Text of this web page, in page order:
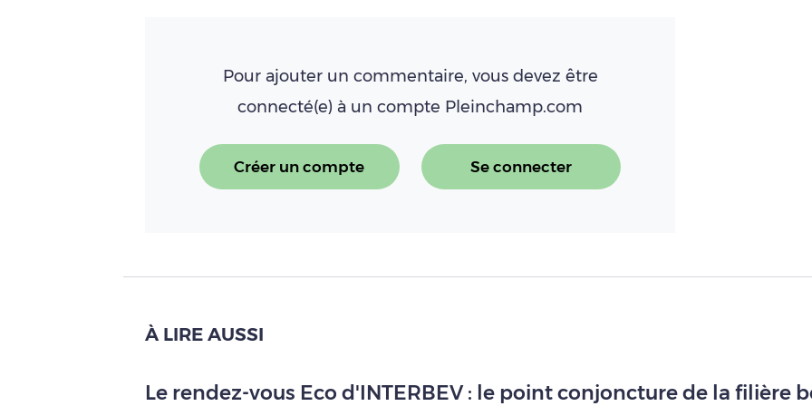
Pour ajouter un commentaire, vous devez être
connecté(e) à un compte Pleinchamp.com
Créer un compte Se connecter
À LIRE AUSSI
Le rendez-vous Eco d'INTERBEV : le point conjoncture de la filière